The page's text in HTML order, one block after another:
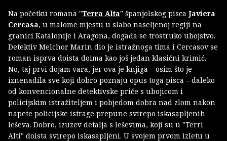
Na početku romana "Terra Alta" španjolskog pisca Javiera
Cercasa, u malome mjestu u slabo naseljenoj regiji na
granici Katalonije i Aragona, događa se trostruko ubojstvo.
Detektiv Melchor Marin dio je istražnoga tima i Cercasov se
roman isprva doista doima kao još jedan klasični krimić.
No, taj prvi dojam vara, jer ova je knjiga – osim što je
iznenadila sve koji dobro poznaju opus toga pisca – daleko
od konvencionalne detektivske priče s ubojicom i
policijskim istražiteljem i pobjedom dobra nad zlom nakon
napete policijske istrage prepune svirepo iskasapljenih
leševa. Dobro, izuzev detalja s leševima, koji su u "Terri
Alti" doista svirepo iskasapljeni. U svojem prvom izletu u